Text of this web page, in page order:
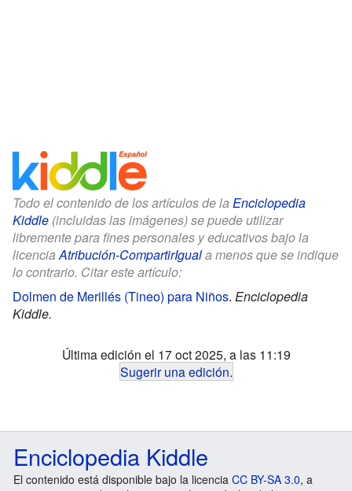
Todo el contenido de los artículos de la Enciclopedia
Kiddle (incluidas las imágenes) se puede utilizar
libremente para fines personales y educativos bajo la
licencia Atribución-CompartirIguala menos que se indique
lo contrario. Citar este artículo:
Dolmen de Merillés (Tineo) para Niños. Enciclopedia
Kiddle.
Última edición el 17 oct 2025, a las 11:19
Sugerir una edición.
Enciclopedia Kiddle
El contenido está disponible bajo la licencia CC BY-SA 3.0, a